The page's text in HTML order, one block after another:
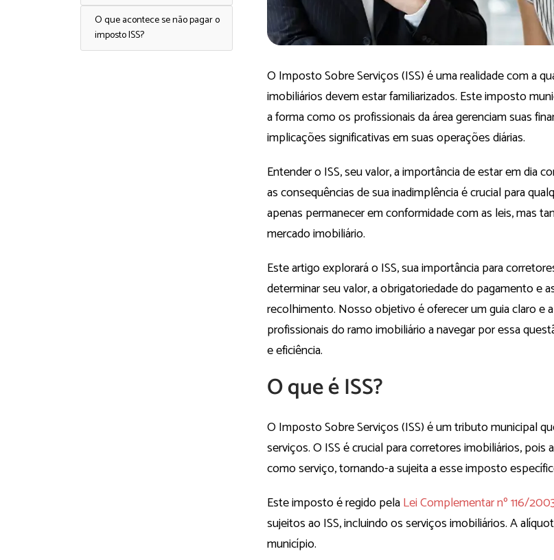
O que acontece se não pagar o
imposto ISS?
O Imposto Sobre Serviços (ISS) é uma realidade com a
imobiliários devem estar familiarizados. Este imposto
a forma como os profissionais da área gerenciam suas
implicações significativas em suas operações diárias.
Entender o ISS, seu valor, a importância de estar em dia
as consequências de sua inadimplência é crucial para
apenas permanecer em conformidade com as leis, mas
mercado imobiliário.
Este artigo explorará o ISS, sua importância para
determinar seu valor, a obrigatoriedade do pagamento e
recolhimento. Nosso objetivo é oferecer um guia claro e
profissionais do ramo imobiliário a navegar por essa
e eficiência.
O que é ISS?
O Imposto Sobre Serviços (ISS) é um tributo municipal
serviços. O ISS é crucial para corretores imobiliários, pois
como serviço, tornando-a sujeita a esse imposto
Este imposto é regido pelaLei Complementar nº 116/
sujeitos ao ISS, incluindo os serviços imobiliários. A
município.